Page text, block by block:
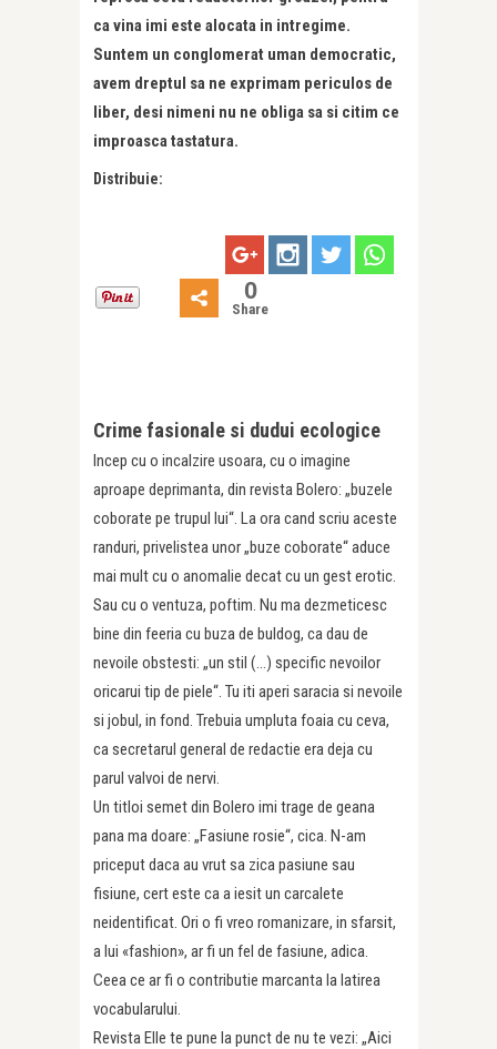
ca vina imi este alocata in intregime.
Suntem un conglomerat uman democratic,
avem dreptul sa ne exprimam periculos de
liber, desi nimeni nu ne obliga sa si citim ce
improasca tastatura.
Distribuie:
0
Share
Crime fasionale si dudui ecologice
Incep cu o incalzire usoara, cu o imagine
aproape deprimanta, din revista Bolero: „buzele
coborate pe trupul lui“. La ora cand scriu aceste
randuri, privelistea unor „buze coborate“ aduce
mai mult cu o anomalie decat cu un gest erotic.
Sau cu o ventuza, poftim. Nu ma dezmeticesc
bine din feeria cu buza de buldog, ca dau de
nevoile obstesti: „un stil (…) specific nevoilor
oricarui tip de piele“. Tu iti aperi saracia si nevoile
si jobul, in fond. Trebuia umpluta foaia cu ceva,
ca secretarul general de redactie era deja cu
parul valvoi de nervi.
Un titloi semet din Bolero imi trage de geana
pana ma doare: „Fasiune rosie“, cica. N-am
priceput daca au vrut sa zica pasiune sau
fisiune, cert este ca a iesit un carcalete
neidentificat. Ori o fi vreo romanizare, in sfarsit,
a lui «fashion», ar fi un fel de fasiune, adica.
Ceea ce ar fi o contributie marcanta la latirea
vocabularului.
Revista Elle te pune la punct de nu te vezi: „Aici